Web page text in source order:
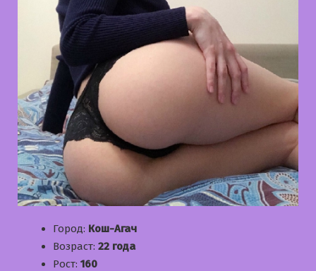
Город: Кош-Агач
Возраст: 22 года
Рост: 160